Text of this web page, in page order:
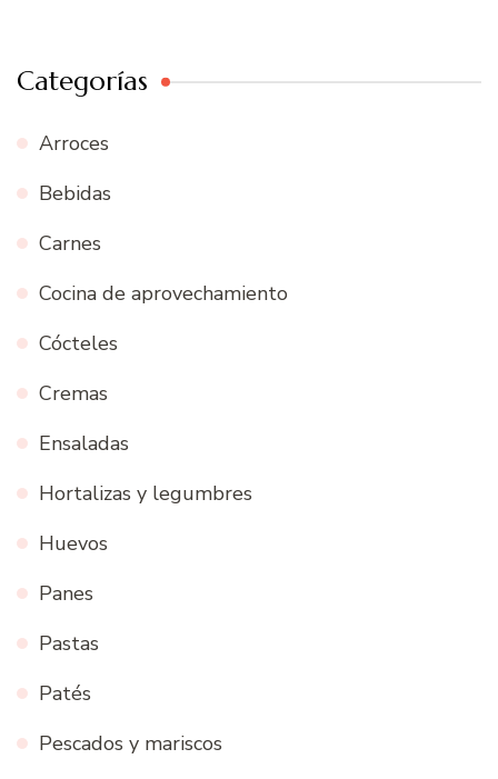
Categorías
Arroces
Bebidas
Carnes
Cocina de aprovechamiento
Cócteles
Cremas
Ensaladas
Hortalizas y legumbres
Huevos
Panes
Pastas
Patés
Pescados y mariscos